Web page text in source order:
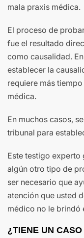
mala praxis médica.
El proceso de
fue el resultado
como causalidad.
establecer la
requiere más
médica.
En muchos casos,
tribunal para
Este testigo experto
algún otro tipo de
ser necesario que
atención que usted
médico no le brindó
¿TIENE UN